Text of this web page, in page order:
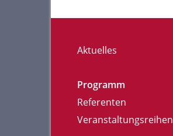
Aktuelles
Programm
Referenten
Veranstaltungsreihen